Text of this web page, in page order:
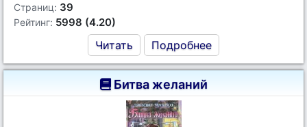
Страниц: 39
Рейтинг: 5998 (4.20)
Читать Подробнее
Битва желаний